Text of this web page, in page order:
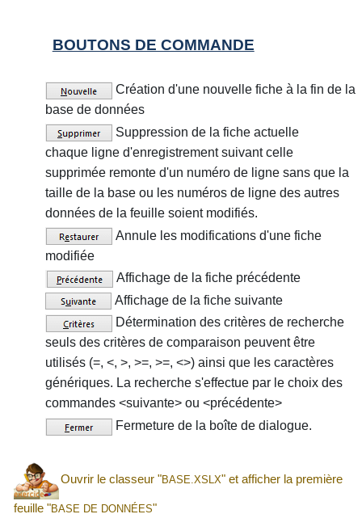
BOUTONS DE COMMANDE
Création d'une nouvelle fiche à la fin de la
base de données
Suppression de la fiche actuelle
chaque ligne d'enregistrement suivant celle
supprimée remonte d'un numéro de ligne sans que la
taille de la base ou les numéros de ligne des autres
données de la feuille soient modifiés.
Annule les modifications d'une fiche
modifiée
Affichage de la fiche précédente
Affichage de la fiche suivante
Détermination des critères de recherche
seuls des critères de comparaison peuvent être
utilisés (=, <, >, >=, >=, <>) ainsi que les caractères
génériques. La recherche s'effectue par le choix des
commandes <suivante> ou <précédente>
Fermeture de la boîte de dialogue.
Ouvrir le classeur "BASE.XSLX" et afficher la première
feuille "BASE DE DONNÉES"